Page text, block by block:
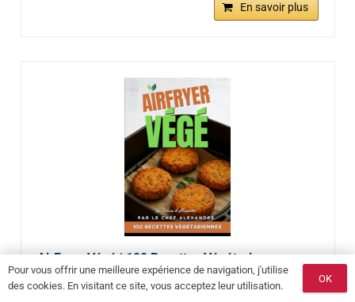
En savoir plus
AirFryer Végé | 100 Recettes Végétariennes pour
Airfryer par le Chef Alexandre: Livre Cuisine
Pour vous offrir une meilleure expérience de navigation, j'utilise
des cookies. En visitant ce site, vous acceptez leur utilisation.
OK